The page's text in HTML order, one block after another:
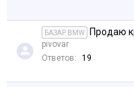
БАЗАР BMW Продаю
pivovar
Ответов:
19